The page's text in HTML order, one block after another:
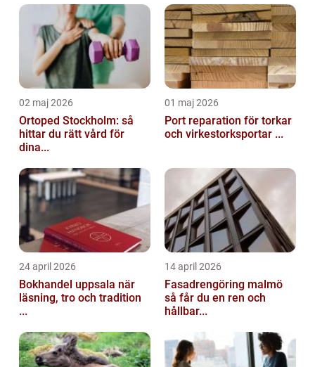
02 maj 2026
Ortoped Stockholm: så
hittar du rätt vård för
dina...
01 maj 2026
Port reparation för torkar
och virkestorksportar ...
24 april 2026
Bokhandel uppsala när
läsning, tro och tradition
...
14 april 2026
Fasadrengöring malmö
så får du en ren och
hållbar...